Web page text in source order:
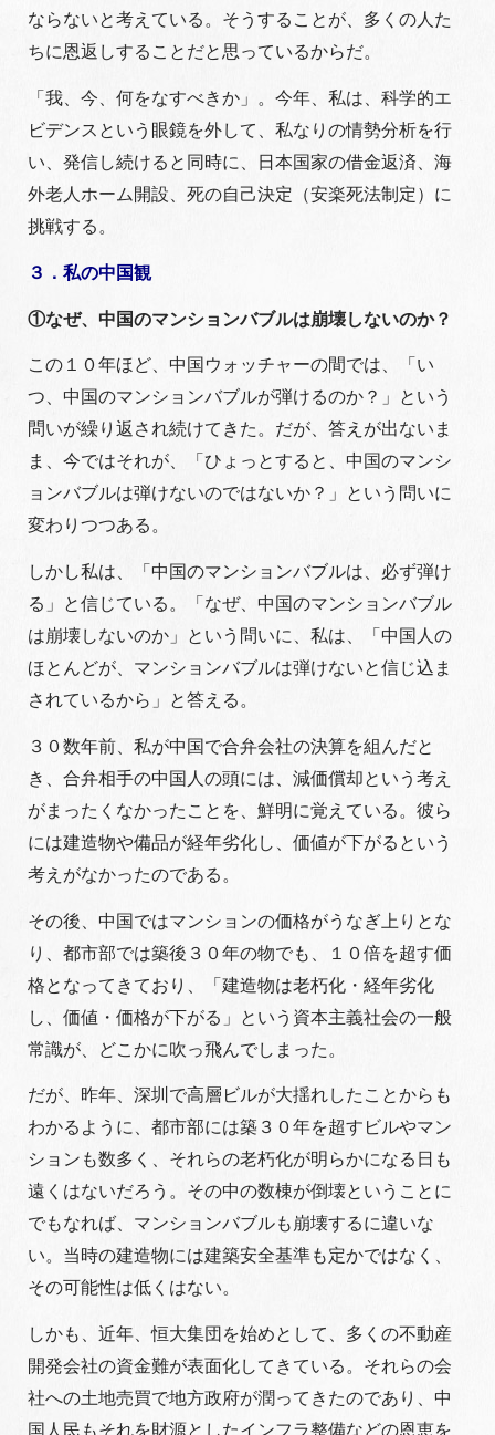
ならないと考えている。そうすることが、多くの人た
ちに恩返しすることだと思っているからだ。
「我、今、何をなすべきか」。今年、私は、科学的エ
ビデンスという眼鏡を外して、私なりの情勢分析を行
い、発信し続けると同時に、日本国家の借金返済、海
外老人ホーム開設、死の自己決定（安楽死法制定）に
挑戦する。
３．私の中国観
①なぜ、中国のマンションバブルは崩壊しないのか？
この１０年ほど、中国ウォッチャーの間では、「い
つ、中国のマンションバブルが弾けるのか？」という
問いが繰り返され続けてきた。だが、答えが出ないま
ま、今ではそれが、「ひょっとすると、中国のマンシ
ョンバブルは弾けないのではないか？」という問いに
変わりつつある。
しかし私は、「中国のマンションバブルは、必ず弾け
る」と信じている。「なぜ、中国のマンションバブル
は崩壊しないのか」という問いに、私は、「中国人の
ほとんどが、マンションバブルは弾けないと信じ込ま
されているから」と答える。
３０数年前、私が中国で合弁会社の決算を組んだと
き、合弁相手の中国人の頭には、減価償却という考え
がまったくなかったことを、鮮明に覚えている。彼ら
には建造物や備品が経年劣化し、価値が下がるという
考えがなかったのである。
その後、中国ではマンションの価格がうなぎ上りとな
り、都市部では築後３０年の物でも、１０倍を超す価
格となってきており、「建造物は老朽化・経年劣化
し、価値・価格が下がる」という資本主義社会の一般
常識が、どこかに吹っ飛んでしまった。
だが、昨年、深圳で高層ビルが大揺れしたことからも
わかるように、都市部には築３０年を超すビルやマン
ションも数多く、それらの老朽化が明らかになる日も
遠くはないだろう。その中の数棟が倒壊ということに
でもなれば、マンションバブルも崩壊するに違いな
い。当時の建造物には建築安全基準も定かではなく、
その可能性は低くはない。
しかも、近年、恒大集団を始めとして、多くの不動産
開発会社の資金難が表面化してきている。それらの会
社への土地売買で地方政府が潤ってきたのであり、中
国人民もそれを財源としたインフラ整備などの恩恵を